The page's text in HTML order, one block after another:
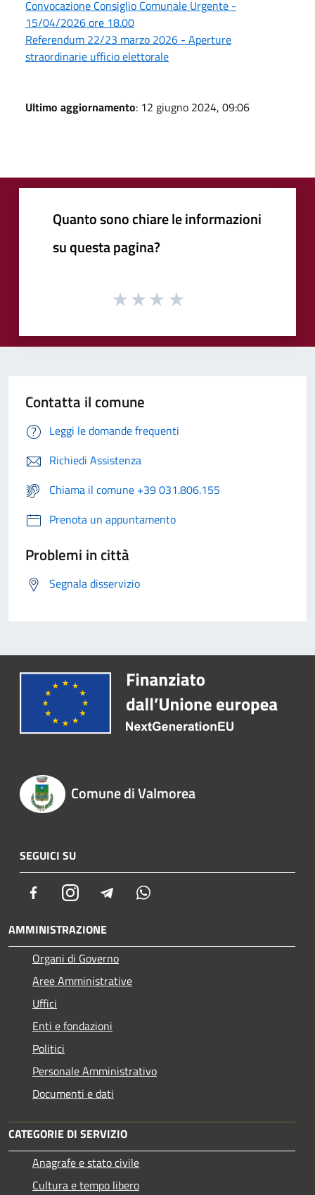
Convocazione Consiglio Comunale Urgente -
15/04/2026 ore 18.00
Referendum 22/23 marzo 2026 - Aperture
straordinarie ufficio elettorale
Ultimo aggiornamento: 12 giugno 2024, 09:06
Quanto sono chiare le informazioni
su questa pagina?
Contatta il comune
Leggi le domande frequenti
Richiedi Assistenza
Chiama il comune +39 031.806.155
Prenota un appuntamento
Problemi in città
Segnala disservizio
Comune di Valmorea
SEGUICI SU
FacebookInstagram Telegram
AMMINISTRAZIONE
Organi di Governo
Aree Amministrative
Uffici
Enti e fondazioni
Politici
Personale Amministrativo
Documenti e dati
CATEGORIE DI SERVIZIO
Anagrafe e stato civile
Cultura e tempo libero